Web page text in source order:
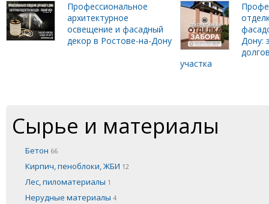
Профессиональное
архитектурное
освещение и фасадный
декор в Ростове-на-Дону
Дону:
участка
Сырье и материалы
Бетон 66
Кирпич, пеноблоки, ЖБИ 12
Лес, пиломатериалы 1
Нерудные материалы 4